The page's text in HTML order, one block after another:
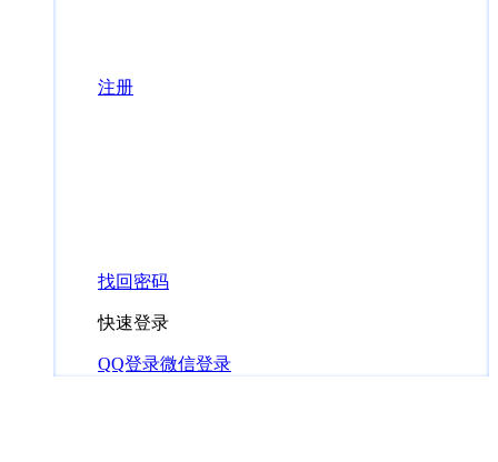
注册
找回密码
快速登录
QQ登录微信登录